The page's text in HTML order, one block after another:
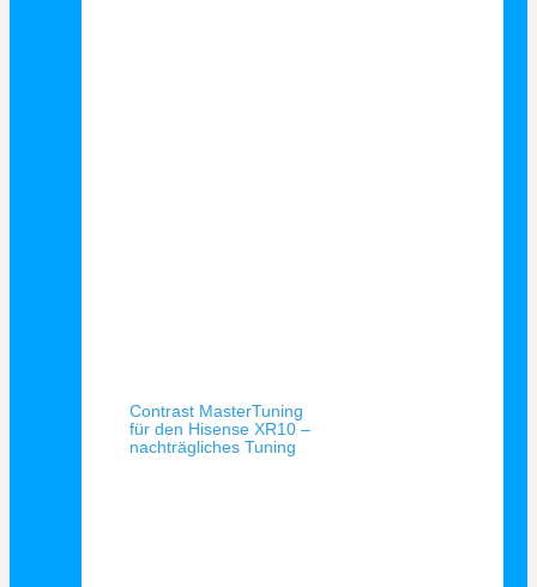
Contrast MasterTuning
für den Hisense XR10 –
nachträgliches Tuning